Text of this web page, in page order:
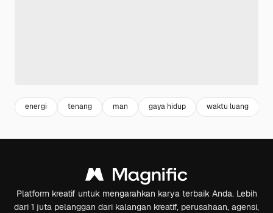
energi tenang man gaya hidup waktu luang
Platform kreatif untuk mengarahkan karya terbaik Anda. Lebih
dari 1 juta pelanggan dari kalangan kreatif, perusahaan, agensi,